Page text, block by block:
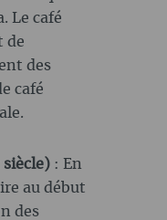
Le café
de
des
café
siècle) : En
au début
des